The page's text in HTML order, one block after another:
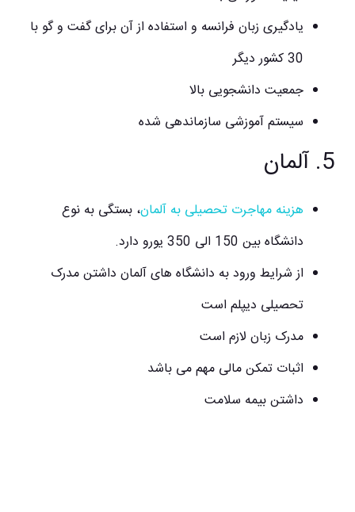
یادگیری زبان فرانسه و استفاده از آن برای گفت و گو با
30 کشور دیگر
جمعیت دانشجویی بالا
سیستم آموزشی سازماندهی شده
5. آلمان
هزینه مهاجرت تحصیلی به آلمان، بستگی به نوع
دانشگاه بین 150 الی 350 یورو دارد.
از شرایط ورود به دانشگاه های آلمان داشتن مدرک
تحصیلی دیپلم است
مدرک زبان لازم است
اثبات تمکن مالی مهم می باشد
داشتن بیمه سلامت